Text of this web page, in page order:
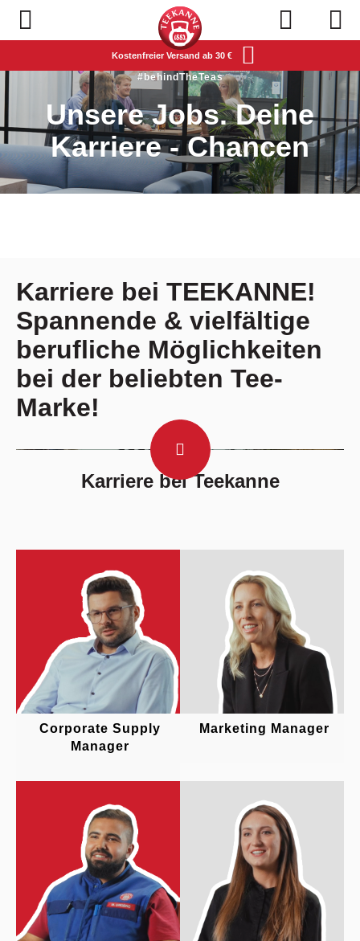
Navigation öffnen
Kostenfreier Versand ab 30 €
#behindTheTeas
Unsere Jobs. Deine
Karriere - Chancen
Warum Teekanne?
Karriere bei TEEKANNE!
Karriere bei TEEKANNE!
Spannende & vielfältige
berufliche Möglichkeiten
bei der beliebten Tee-
Marke!
Play Video
Karriere bei Teekanne
Corporate Supply
Manager
Marketing Manager